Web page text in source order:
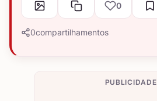
0
0compartilhamentos
PUBLICIDADE